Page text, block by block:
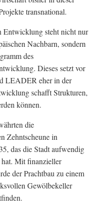
transnational.
steht nicht nur
Nachbarn, sondern
des
Dieses setzt vor
LEADER eher in der
schafft Strukturen,
können.
die
Zehntscheune in
das die Stadt aufwendig
Mit finanzieller
der Prachtbau zu einem
Gewölbekeller